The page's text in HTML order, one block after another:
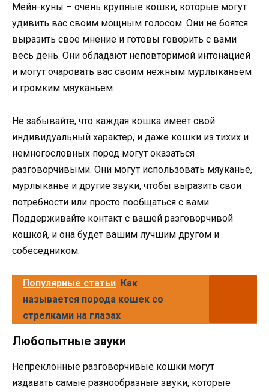
Мейн-куны – очень крупные кошки, которые могут
удивить вас своим мощным голосом. Они не боятся
выразить свое мнение и готовы говорить с вами
весь день. Они обладают неповторимой интонацией
и могут очаровать вас своим нежным мурлыканьем
и громким мяуканьем.
Не забывайте, что каждая кошка имеет свой
индивидуальный характер, и даже кошки из тихих и
немногословных пород могут оказаться
разговорчивыми. Они могут использовать мяуканье,
мурлыканье и другие звуки, чтобы выразить свои
потребности или просто пообщаться с вами.
Поддерживайте контакт с вашей разговорчивой
кошкой, и она будет вашим лучшим другом и
собеседником.
Популярные статьи Как
называется порода кошек со
стрелками на глазах
Любопытные звуки
Непреклонные разговорчивые кошки могут
издавать самые разнообразные звуки, которые